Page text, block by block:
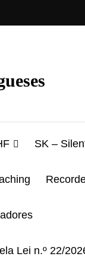
SK –
Lei n.º 22/